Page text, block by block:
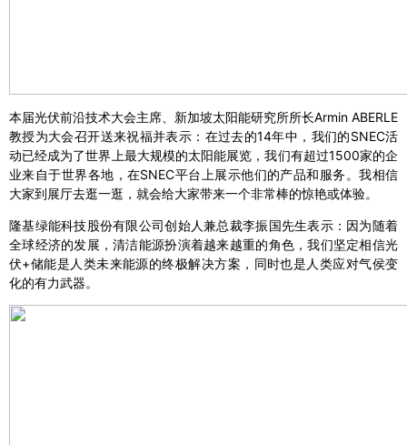
本届光伏前沿技术大会主席、新加坡太阳能研究所所长Armin ABERLE
教授为大会召开送来祝福并表示：在过去的14年中，我们的SNEC活
动已经成为了世界上最大规模的太阳能展览，我们有超过1500家的企
业来自于世界各地，在SNEC平台上展示他们的产品和服务。我相信
大家到展厅去逛一逛，就会给大家带来一个非常棒的惊艳或体验。
隆基绿能科技股份有限公司创始人兼总裁李振国先生表示：因为随着
全球经济的发展，清洁能源扮演着越来越重的角色，我们坚定相信光
伏+储能是人类未来能源的终极解决方案，同时也是人类应对气侯变
化的有力武器。